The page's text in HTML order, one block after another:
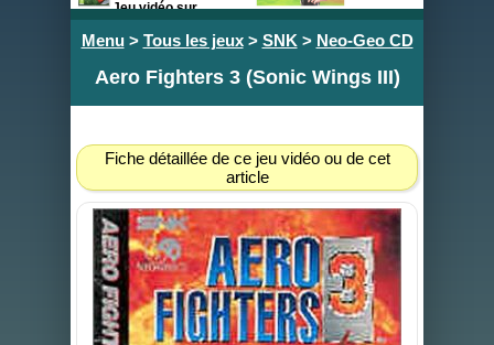
Menu> Tous les jeux> SNK > Neo-Geo CD
Aero Fighters 3 (Sonic Wings III)
Fiche détaillée de ce jeu vidéo ou de cet
article
Jeu vidéo sur
Nintendo Switch